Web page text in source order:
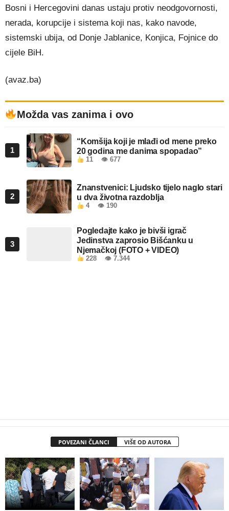
Bosni i Hercegovini danas ustaju protiv neodgovornosti,
nerada, korupcije i sistema koji nas, kako navode,
sistemski ubija, od Donje Jablanice, Konjica, Fojnice do
cijele BiH.
(avaz.ba)
Možda vas zanima i ovo
1
“Komšija koji je mlađi od mene preko
20 godina me danima spopadao”
11 👁 677
2
Znanstvenici: Ljudsko tijelo naglo stari
u dva životna razdoblja
4 👁 190
3
Pogledajte kako je bivši igrač
Jedinstva zaprosio Bišćanku u
Njemačkoj (FOTO + VIDEO)
228 👁 7.344
POVEZANI ČLANCI VIŠE OD AUTORA